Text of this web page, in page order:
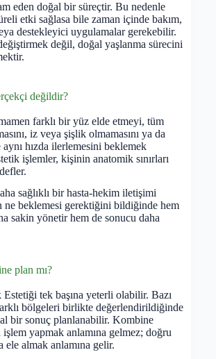
eden doğal bir süreçtir. Bu nedenle
etki sağlasa bile zaman içinde bakım,
destekleyici uygulamalar gerekebilir.
değil, doğal yaşlanma sürecini
değildir?
farklı bir yüz elde etmeyi, tüm
iz veya şişlik olmamasını ya da
hızda ilerlemesini beklemek
işlemler, kişinin anatomik sınırları
sağlıklı bir hasta-hekim iletişimi
ne beklemesi gerektiğini bildiğinde hem
sakin yönetir hem de sonucu daha
plan mı?
tek başına yeterli olabilir. Bazı
bölgeleri birlikte değerlendirildiğinde
bir sonuç planlanabilir. Kombine
işlem yapmak anlamına gelmez; doğru
ele almak anlamına gelir.